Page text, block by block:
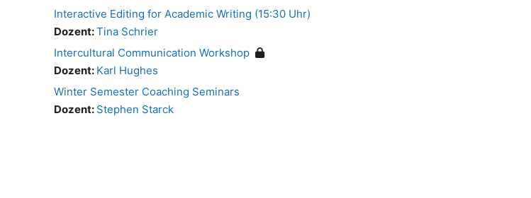
Interactive Editing for Academic Writing (15:30 Uhr)
Dozent:Tina Schrier
Intercultural Communication Workshop
Dozent: Karl Hughes
Winter Semester Coaching Seminars
Dozent: Stephen Starck